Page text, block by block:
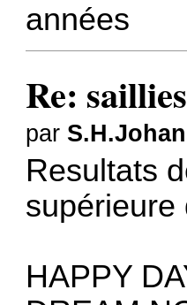
années
Re:
par
Resultats
supérieure
HAPPY